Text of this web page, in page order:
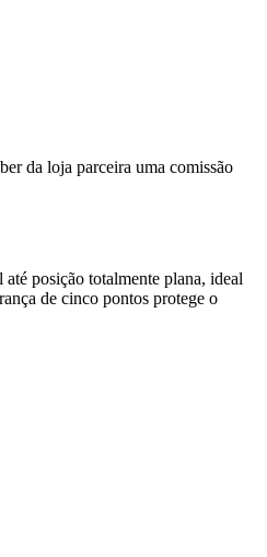
da loja parceira uma comissão
posição totalmente plana, ideal
de cinco pontos protege o